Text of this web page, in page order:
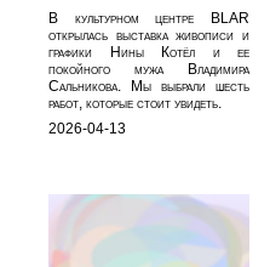
В культурном центре BLAR
открылась выставка живописи и
графики Нины Котёл и ее
покойного мужа Владимира
Сальникова. Мы выбрали шесть
работ, которые стоит увидеть.
2026-04-13